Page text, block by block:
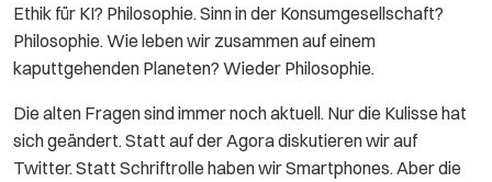
Ethik für KI? Philosophie. Sinn in der Konsumgesellschaft?
Philosophie. Wie leben wir zusammen auf einem
kaputtgehenden Planeten? Wieder Philosophie.
Die alten Fragen sind immer noch aktuell. Nur die Kulisse hat
sich geändert. Statt auf der Agora diskutieren wir auf
Twitter. Statt Schriftrolle haben wir Smartphones. Aber die